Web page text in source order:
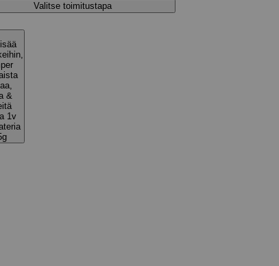
Valitse toimitustapa
&
1v